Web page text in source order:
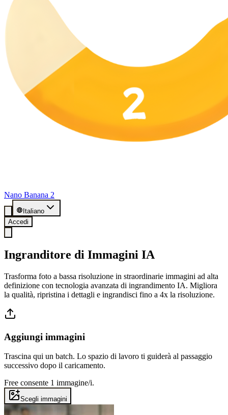
Nano Banana 2
Italiano
Accedi
Ingranditore di Immagini IA
Trasforma foto a bassa risoluzione in straordinarie immagini ad alta
definizione con tecnologia avanzata di ingrandimento IA. Migliora
la qualità, ripristina i dettagli e ingrandisci fino a 4x la risoluzione.
Aggiungi immagini
Trascina qui un batch. Lo spazio di lavoro ti guiderà al passaggio
successivo dopo il caricamento.
Free consente 1 immagine/i.
Scegli immagini